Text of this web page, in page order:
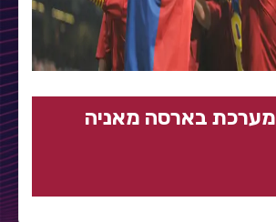
מערכת בארסה מאניה